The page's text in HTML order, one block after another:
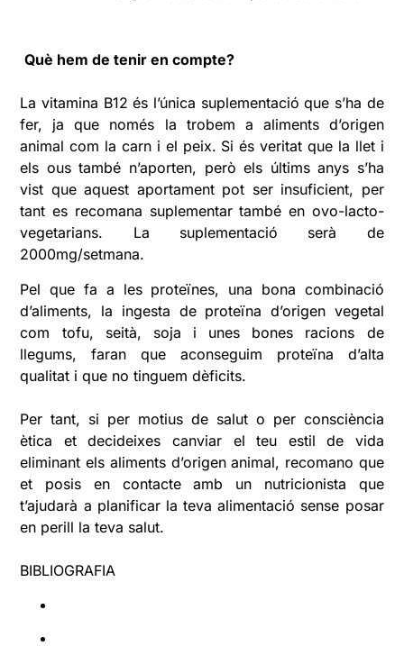
Què hem de tenir en compte?
La vitamina B12 és l’única suplementació que s’ha de
fer, ja que només la trobem a aliments d’origen
animal com la carn i el peix. Si és veritat que la llet i
els ous també n’aporten, però els últims anys s’ha
vist que aquest aportament pot ser insuficient, per
tant es recomana suplementar també en ovo-lacto-
vegetarians. La suplementació serà de
2000mg/setmana.
Pel que fa a les proteïnes, una bona combinació
d’aliments, la ingesta de proteïna d’origen vegetal
com tofu, seità, soja i unes bones racions de
llegums, faran que aconseguim proteïna d’alta
qualitat i que no tinguem dèficits.
Per tant, si per motius de salut o per consciència
ètica et decideixes canviar el teu estil de vida
eliminant els aliments d’origen animal, recomano que
et posis en contacte amb un nutricionista que
t’ajudarà a planificar la teva alimentació sense posar
en perill la teva salut.
BIBLIOGRAFIA